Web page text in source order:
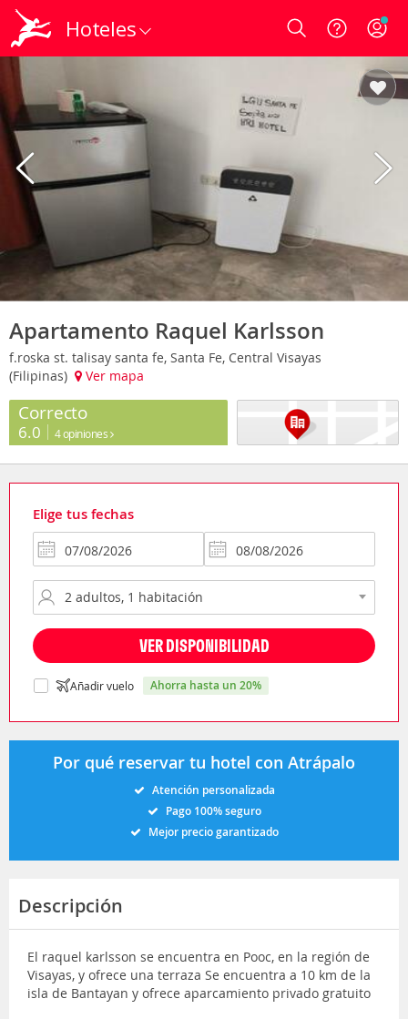
Hoteles Login
Apartamento Raquel Karlsson
f.roska st. talisay santa fe, Santa Fe, Central Visayas
(Filipinas)
Ver mapa
Correcto
6.0 4 opiniones
Elige tus fechas
VER DISPONIBILIDAD
Añadir vuelo ahorra hasta un 20%
Por qué reservar tu hotel con Atrápalo
Atención personalizada
Pago 100% seguro
Mejor precio garantizado
Descripción
El raquel karlsson se encuentra en Pooc, en la región de
Visayas, y ofrece una terraza Se encuentra a 10 km de la
isla de Bantayan y ofrece aparcamiento privado gratuito